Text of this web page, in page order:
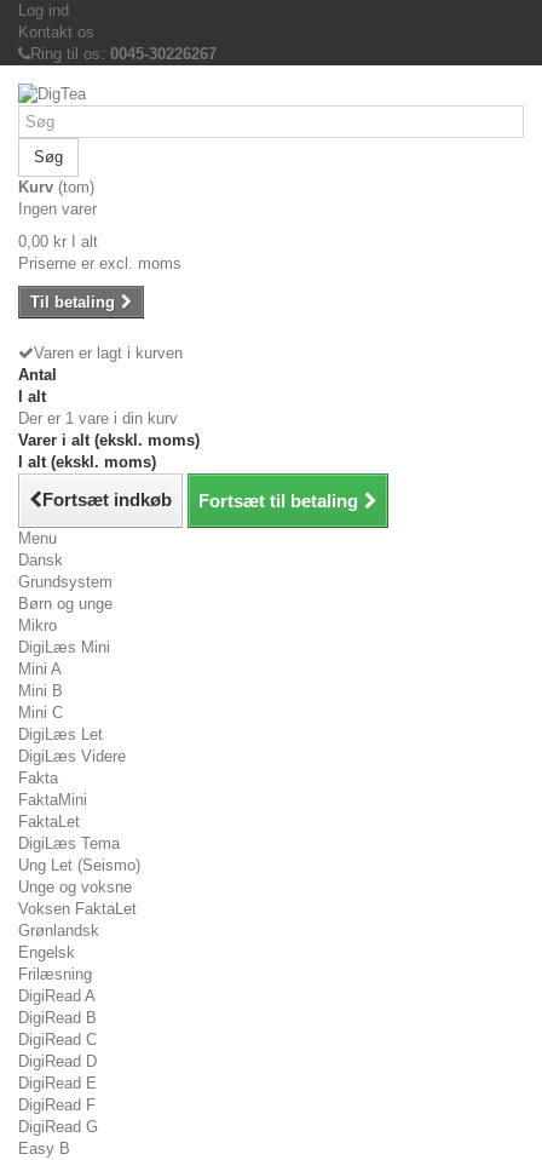
Log ind
Kontakt os
Ring til os: 0045-30226267
Søg
Kurv (tom)
Ingen varer
0,00 kr
I alt
Priserne er excl. moms
Til betaling
Varen er lagt i kurven
Antal
I alt
Der er 1 vare i din kurv
Varer i alt (ekskl. moms)
I alt (ekskl. moms)
Fortsæt indkøb Fortsæt til betaling
Menu
Dansk
Grundsystem
Børn og unge
Mikro
DigiLæs Mini
Mini A
Mini B
Mini C
DigiLæs Let
DigiLæs Videre
Fakta
FaktaMini
FaktaLet
DigiLæs Tema
Ung Let (Seismo)
Unge og voksne
Voksen FaktaLet
Grønlandsk
Engelsk
Frilæsning
DigiRead A
DigiRead B
DigiRead C
DigiRead D
DigiRead E
DigiRead F
DigiRead G
Easy B